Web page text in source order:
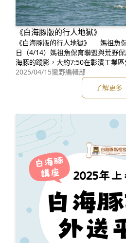
《白海豚版的行人地獄》
《白海豚版的行人地獄》 媽祖魚
日（4/14）媽祖魚保育聯盟與荒野
海豚的蹤影，大約7:50在彰濱工業
南游，其中還包含母子對，由於白海
終與白海豚維持500公尺左右的距離
上出現許多大型的黃色浮球，同時
這些海上的障礙物，這使得原本已經
2025/04/15蠻野編輯部
了解更多